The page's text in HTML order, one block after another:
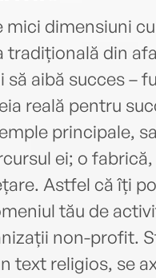
dimensiuni
tradițională din
aibă succes –
reală pentru
principale,
ei; o fabrică,
Astfel că îți
tău de
non-profit.
text religios, se